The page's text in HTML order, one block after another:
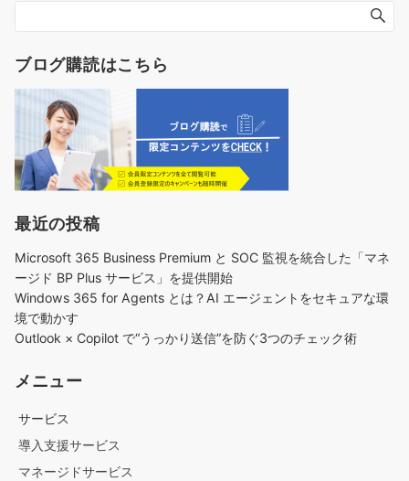
ブログ購読はこちら
最近の投稿
Microsoft 365 Business Premium と SOC 監視を統合した「マネ
ージド BP Plus サービス」を提供開始
Windows 365 for Agents とは？AI エージェントをセキュアな環
境で動かす
Outlook × Copilot で“うっかり送信”を防ぐ3つのチェック術​
メニュー
サービス
導入支援サービス
マネージドサービス